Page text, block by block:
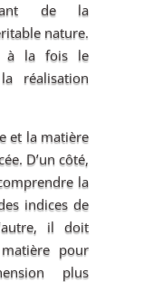
de la
nature.
à la fois le
réalisation
et la matière
D’un côté,
la
indices de
il doit
pour
plus